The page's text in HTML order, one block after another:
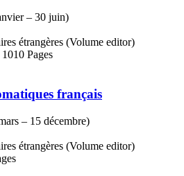
– 30 juin)
étrangères (Volume editor)
Pages
français
– 15 décembre)
étrangères (Volume editor)